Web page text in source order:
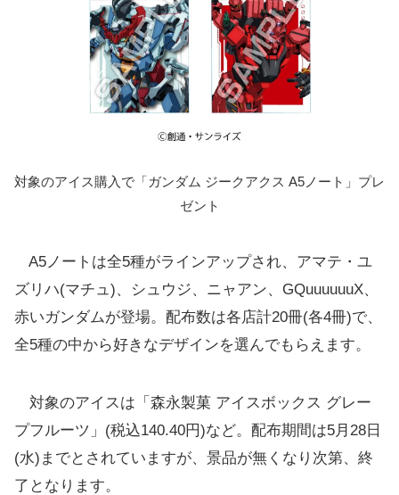
対象のアイス購入で「ガンダム ジークアクス A5ノート」プレ
ゼント
A5ノートは全5種がラインアップされ、アマテ・ユ
ズリハ(マチュ)、シュウジ、ニャアン、GQuuuuuuX、
赤いガンダムが登場。配布数は各店計20冊(各4冊)で、
全5種の中から好きなデザインを選んでもらえます。
対象のアイスは「森永製菓 アイスボックス グレー
プフルーツ」(税込140.40円)など。配布期間は5月28日
(水)までとされていますが、景品が無くなり次第、終
了となります。